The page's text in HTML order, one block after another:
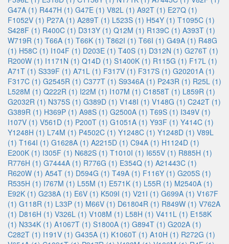
G47A (1) R447H (1) G47E (1) V82L (1) A92T (1) E27Q (1)
F1052V (1) P27A (1) A289T (1) L523S (1) H54Y (1) T1095C (1)
S428F (1) R400C (1) D313Y (1) Q12M (1) R139C (1) A393T (1)
W719R (1) T66A (1) T66K (1) T862I (1) T66I (1) G49A (1) R48G
(1) H58C (1) I104F (1) D203E (1) T40S (1) D312N (1) G276T (1)
R200W (1) I1171N (1) Q14D (1) S1400K (1) R115G (1) F17L (1)
A71T (1) S339F (1) A71L (1) F317V (1) F317S (1) G20201A (1)
F317C (1) G2545R (1) C377T (1) S9346A (1) P243R (1) R25L (1)
L528M (1) Q222R (1) I22M (1) I107M (1) C1858T (1) L859R (1)
G2032R (1) N375S (1) G389D (1) V148I (1) V148G (1) C242T (1)
G389R (1) H369P (1) A98S (1) G2500A (1) T69S (1) I349V (1)
I107V (1) V561D (1) P200T (1) G1051A (1) Y93F (1) Y414C (1)
Y1248H (1) L74M (1) P4502C (1) Y1248C (1) Y1248D (1) V89L
(1) T164I (1) G1628A (1) A2215D (1) C94A (1) H1124D (1)
E200K (1) I305F (1) N682S (1) T1010I (1) I655V (1) R885H (1)
R776H (1) G7444A (1) R776G (1) E354Q (1) A21443C (1)
R620W (1) A54T (1) D594G (1) T49A (1) F116Y (1) G205S (1)
R535H (1) I767M (1) L55M (1) E571K (1) L55R (1) M2540A (1)
E92K (1) G238A (1) E6V (1) K509I (1) V21I (1) G699A (1) V167F
(1) G118R (1) L33P (1) M66V (1) D61804R (1) R849W (1) V762A
(1) D816H (1) V326L (1) V108M (1) L58H (1) V411L (1) E158K
(1) N334K (1) A1067T (1) S1800A (1) G894T (1) G202A (1)
C282T (1) I191V (1) G435A (1) K1060T (1) A10H (1) R272G (1)